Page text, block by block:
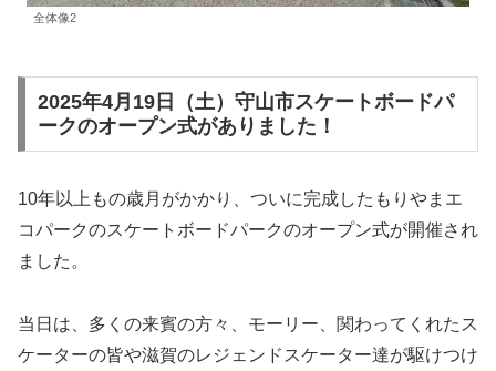
全体像2
2025年4月19日（土）守山市スケートボードパ
ークのオープン式がありました！
10年以上もの歳月がかかり、ついに完成したもりやまエ
コパークのスケートボードパークのオープン式が開催され
ました。
当日は、多くの来賓の方々、モーリー、関わってくれたス
ケーターの皆や滋賀のレジェンドスケーター達が駆けつけ